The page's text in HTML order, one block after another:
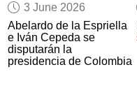
3 June 2026
Abelardo de la Espriella
e Iván Cepeda se
disputarán la
presidencia de Colombia